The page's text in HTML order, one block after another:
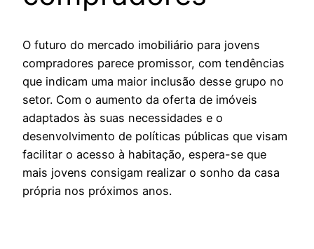
O futuro do mercado imobiliário para jovens
compradores parece promissor, com tendências
que indicam uma maior inclusão desse grupo no
setor. Com o aumento da oferta de imóveis
adaptados às suas necessidades e o
desenvolvimento de políticas públicas que visam
facilitar o acesso à habitação, espera-se que
mais jovens consigam realizar o sonho da casa
própria nos próximos anos.